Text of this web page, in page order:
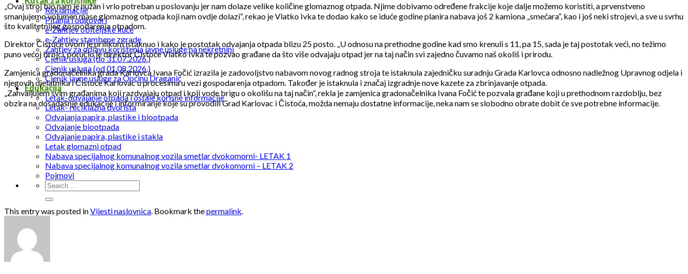
Reklamacije
Pitanja i odgovori
e-Zahtjev obiteljske kuće
e-Zahtjev stambene zgrade
Zahtjev za odjavu korištenja javne usluge na nekretnini
Cjenik usluga (do 31.07.2026.)
Cjenik usluga (od 01.08.2026.)
Cjenik javne usluge za Općinu Draganić
Edukacija
Letak-odvajanje otpada i ostale korisne informacije
Letak- reciklažna dvorišta
Odvajanja papira, plastike i biootpada
Odvajanje biootpada
Odvajanje papira, plastike i stakla
Letak glomazni otpad
Nabava specijalnog komunalnog vozila smetlar dvokomorni- LETAK 1
Nabava specijalnog komunalnog vozila smetlar dvokomorni – LETAK 2
Pojmovi
„Ovaj stroj bio nam je nužan i vrlo potreban u poslovanju jer nam dolaze velike količine glomaznog otpada. Njime dobivamo određene frakcije koje dalje možemo koristiti, a prvenstveno
smanjujemo volumen mase glomaznog otpada koji nam ovdje dolazi“, rekao je Vlatko Ivka te dodao kako se iduće godine planira nabava još 2 kamiona „smećara“, kao i još neki strojevi, a sve u svrhu
što kvalitetnijeg gospodarenja otpadom.
Direktor Čistoće ovom je prilikom istaknuo i kako je postotak odvajanja otpada blizu 25 posto. „U odnosu na prethodne godine kad smo krenuli s 11, pa 15, sada je taj postotak veći, no težimo
puno većoj brojci, poručio je direktor Čistoće Vlatko Ivka te pozvao građane da što više odvajaju otpad jer na taj način svi zajedno čuvamo naš okoliš i prirodu.
Zamjenica gradonačelnika grada Karlovca Ivana Fočić izrazila je zadovoljstvo nabavom novog radnog stroja te istaknula zajedničku suradnju Grada Karlovca odnosno nadležnog Upravnog odjela i
njegovih djelatnika i Čistoće Karlovac u procesima u vezi gospodarenja otpadom. Također je istaknula i značaj izgradnje nove kazete za zbrinjavanje otpada.
„Zahvaljujem svim građanima koji razdvajaju otpad i koji vode brigu o okolišu na taj način“, rekla je zamjenica gradonačelnika Ivana Fočić te pozvala građane koji u prethodnom razdoblju, bez
obzira na dosadašnje edukacije i informiranje koje su provodili Grad Karlovac i Čistoća, možda nemaju dostatne informacije, neka nam se slobodno obrate dobit će sve potrebne informacije.
This entry was posted inVijesti naslovnica. Bookmark thepermalink.